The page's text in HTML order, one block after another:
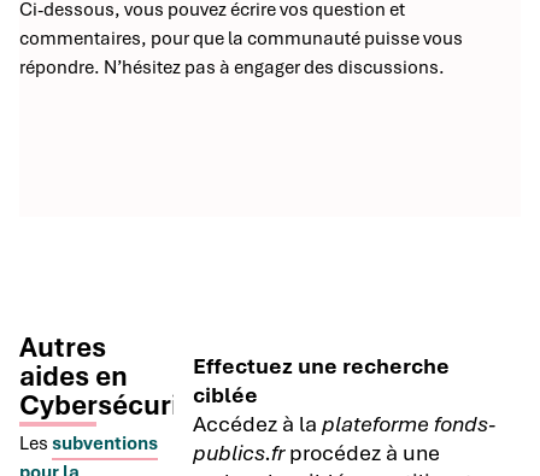
Ci-dessous, vous pouvez écrire vos question et
commentaires, pour que la communauté puisse vous
répondre. N’hésitez pas à engager des discussions.
Autres
aides en
Cybersécurité
Les subventions
Effectuez une recherche
ciblée
Accédez à laplateforme fonds-
publics.frprocédez à une